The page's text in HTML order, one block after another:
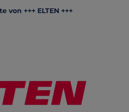
von +++ ELTEN +++